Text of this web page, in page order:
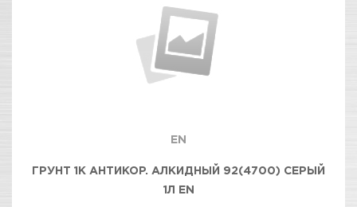
EN
ГРУНТ 1К АНТИКОР. АЛКИДНЫЙ 92(4700) СЕРЫЙ
1Л EN